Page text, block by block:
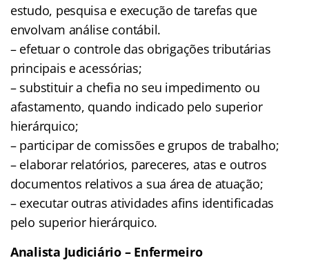
estudo, pesquisa e execução de tarefas que
envolvam análise contábil.
– efetuar o controle das obrigações tributárias
principais e acessórias;
– substituir a chefia no seu impedimento ou
afastamento, quando indicado pelo superior
hierárquico;
– participar de comissões e grupos de trabalho;
– elaborar relatórios, pareceres, atas e outros
documentos relativos a sua área de atuação;
– executar outras atividades afins identificadas
pelo superior hierárquico.
Analista Judiciário – Enfermeiro